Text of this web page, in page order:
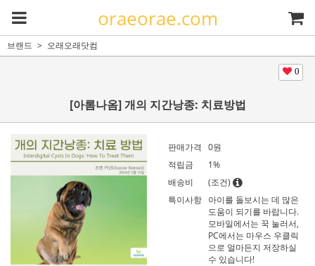
oraeorae.com
브랜드 오래오래닷컴
0
[아롬나옴] 개의 지간낭종: 치료방법
판매가격 0원
적립금
1%
배송비
(조건)
특이사항 아이를 돌보시는 데 많은
도움이 되기를 바랍니다.
모바일에서는 꾹 눌러서,
PC에서는 마우스 우클릭
으로 얼마든지 저장하실
수 있습니다!